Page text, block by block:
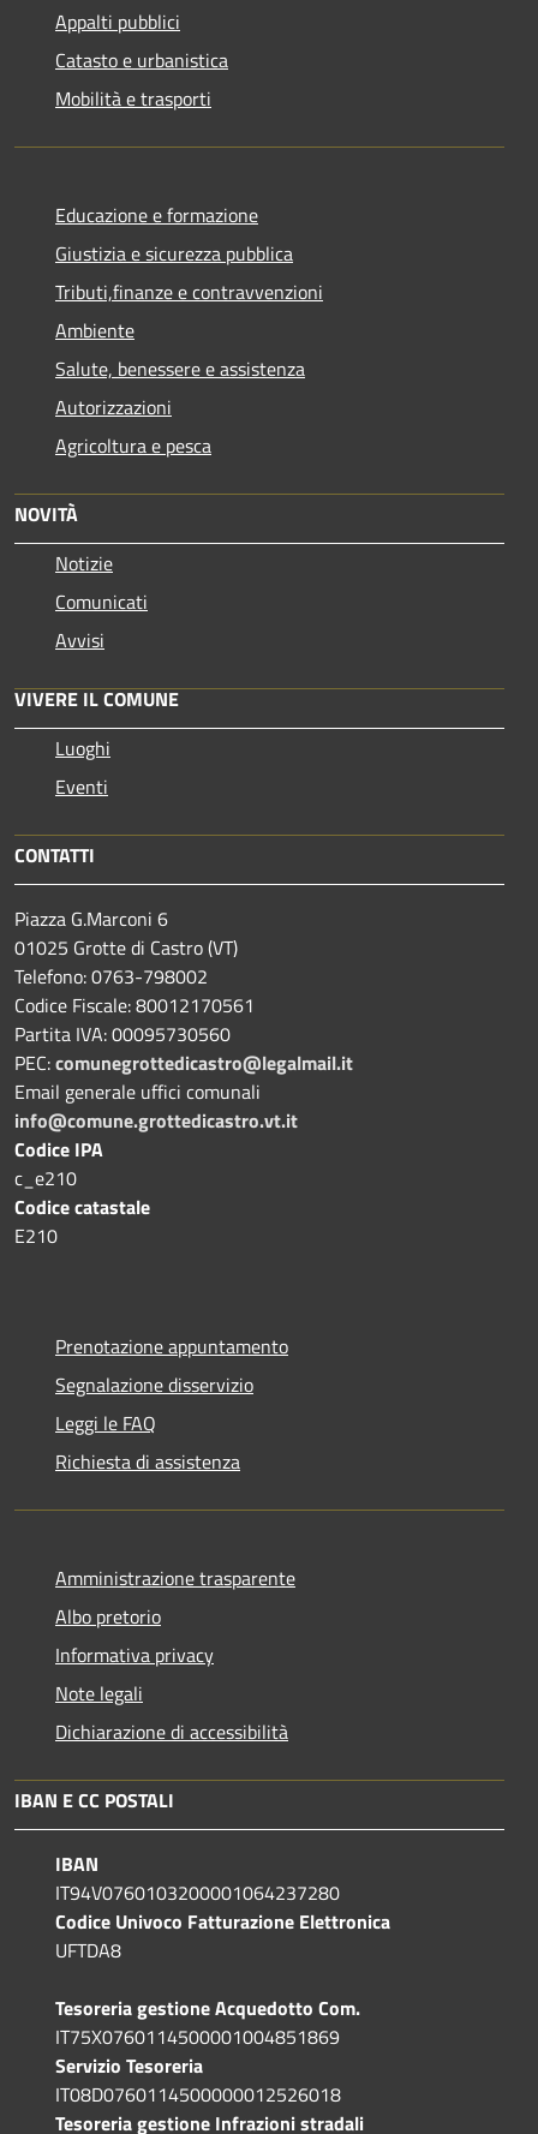
Appalti pubblici
Catasto e urbanistica
Mobilità e trasporti
Educazione e formazione
Giustizia e sicurezza pubblica
Tributi,finanze e contravvenzioni
Ambiente
Salute, benessere e assistenza
Autorizzazioni
Agricoltura e pesca
NOVITÀ
Notizie
Comunicati
Avvisi
VIVERE IL COMUNE
Luoghi
Eventi
CONTATTI
Piazza G.Marconi 6
01025 Grotte di Castro (VT)
Telefono: 0763-798002
Codice Fiscale: 80012170561
Partita IVA: 00095730560
PEC:comunegrottedicastro@legalmail.it
Email generale uffici comunali
info@comune.grottedicastro.vt.it
Codice IPA
c_e210
Codice catastale
E210
Prenotazione appuntamento
Segnalazione disservizio
Leggi le FAQ
Richiesta di assistenza
Amministrazione trasparente
Albo pretorio
Informativa privacy
Note legali
Dichiarazione di accessibilità
IBAN E CC POSTALI
IBAN
IT94V0760103200001064237280
Codice Univoco Fatturazione Elettronica
UFTDA8
Tesoreria gestione Acquedotto Com.
IT75X0760114500001004851869
Servizio Tesoreria
IT08D0760114500000012526018
Tesoreria gestione Infrazioni stradali